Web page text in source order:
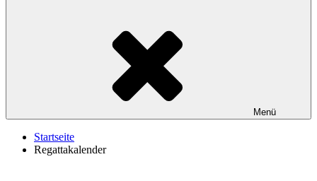
Menü
Startseite
Regattakalender